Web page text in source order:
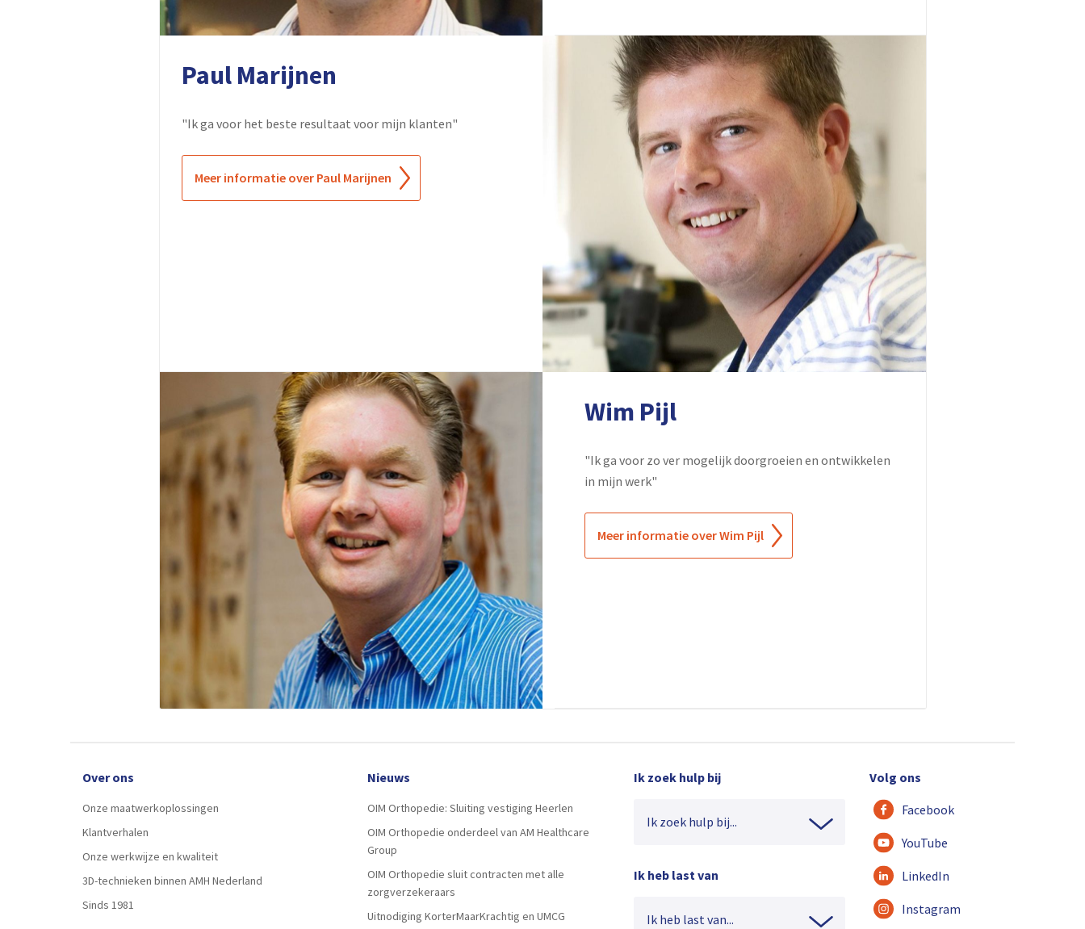
Paul Marijnen
"Ik ga voor het beste resultaat voor mijn klanten"
Meer informatie over Paul Marijnen
Wim Pijl
"Ik ga voor zo ver mogelijk doorgroeien en ontwikkelen
in mijn werk"
Meer informatie over Wim Pijl
Over ons
Onze maatwerkoplossingen
Klantverhalen
Onze werkwijze en kwaliteit
3D-technieken binnen AMH Nederland
Sinds 1981
Nieuws
OIM Orthopedie: Sluiting vestiging Heerlen
OIM Orthopedie onderdeel van AM Healthcare
Group
OIM Orthopedie sluit contracten met alle
zorgverzekeraars
Uitnodiging KorterMaarKrachtig en UMCG
Ik zoek hulp bij
Ik zoek hulp bij...
Ik heb last van
Ik heb last van...
Volg ons
Facebook
YouTube
LinkedIn
Instagram